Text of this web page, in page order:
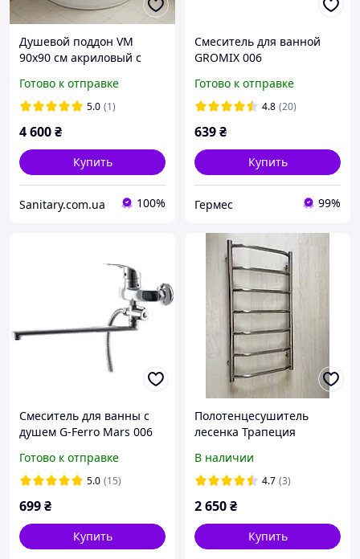
Душевой поддон VM
90х90 см акриловый с
каркасом ножками
Готово к отправке
5.0 (1)
4 600₴
Купить
Sanitary.com.ua 100%
Смеситель для ванной
GROMIX 006
Готово к отправке
4.8 (20)
639₴
Купить
Гермес 99%
Смеситель для ванны с
душем G-Ferro Mars 006
Готово к отправке
5.0 (15)
699₴
Купить
Полотенцесушитель
лесенка Трапеция
(европодключение)
В наличии
4.7 (3)
2 650₴
Купить